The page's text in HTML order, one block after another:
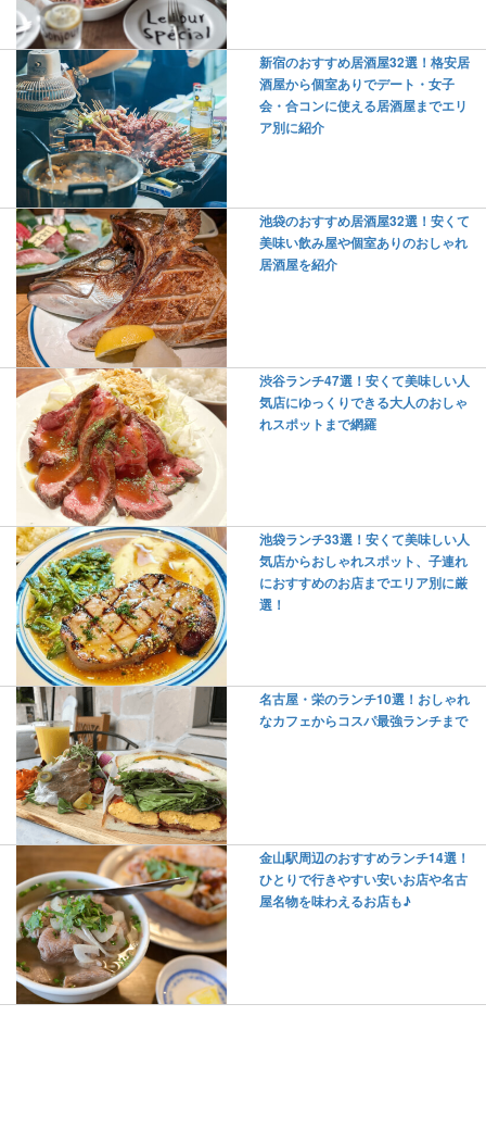
新宿のおすすめ居酒屋32選！格安居
酒屋から個室ありでデート・女子
会・合コンに使える居酒屋までエリ
ア別に紹介
池袋のおすすめ居酒屋32選！安くて
美味い飲み屋や個室ありのおしゃれ
居酒屋を紹介
渋谷ランチ47選！安くて美味しい人
気店にゆっくりできる大人のおしゃ
れスポットまで網羅
池袋ランチ33選！安くて美味しい人
気店からおしゃれスポット、子連れ
におすすめのお店までエリア別に厳
選！
名古屋・栄のランチ10選！おしゃれ
なカフェからコスパ最強ランチまで
金山駅周辺のおすすめランチ14選！
ひとりで行きやすい安いお店や名古
屋名物を味わえるお店も♪